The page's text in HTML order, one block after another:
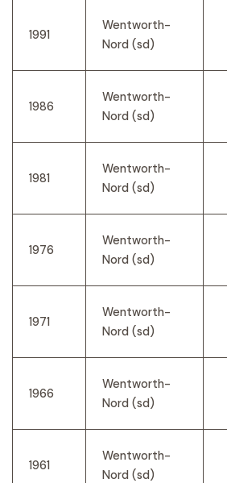
1991
Wentworth-
Nord (sd)
1986
Wentworth-
Nord (sd)
1981
Wentworth-
Nord (sd)
1976
Wentworth-
Nord (sd)
1971
Wentworth-
Nord (sd)
1966
Wentworth-
Nord (sd)
1961
Wentworth-
Nord (sd)